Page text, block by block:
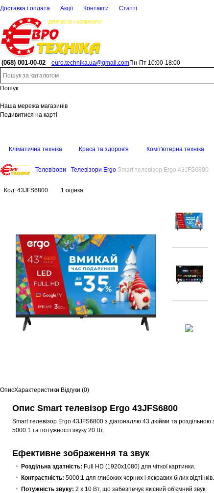
Доставка і оплата Акції Контакти Статті
(068) 001-00-02 euro.technika.ua@gmail.comПн-Пт 10:00-18:00
Пошук
Наша мережа магазинів
Подивитися на карті
Кліматична техніка Краса та здоров'я Комп'ютерна техніка
Телевізори Телевізори Ergo Smart телевізор Ergo 43JFS6800
Код: 43JFS6800 1 оцінка
ОписХарактеристики Відгуки (0)
Опис Smart телевізор Ergo 43JFS6800
Smart телевізор Ergo 43JFS6800 з діагоналлю 43 дюйми та
5000:1 та потужності звуку 20 Вт.
Ефективне зображення та звук
Роздільна здатність: Full HD (1920x1080) для чіткої картинки.
Контрастність: 5000:1 для глибоких чорних і яскравих білих відтінків.
Потужність звуку: 2 х 10 Вт, що забезпечує якісний об'ємний звук.